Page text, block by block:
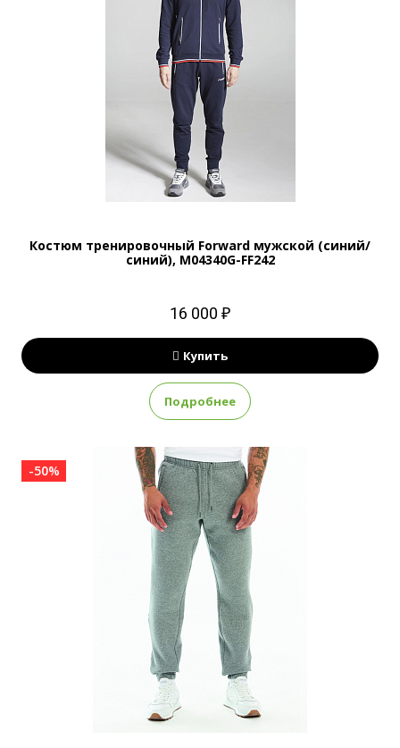
Костюм тренировочный Forward мужской (синий/
синий), M04340G-FF242
16 000 ₽
Купить
Подробнее
-50%